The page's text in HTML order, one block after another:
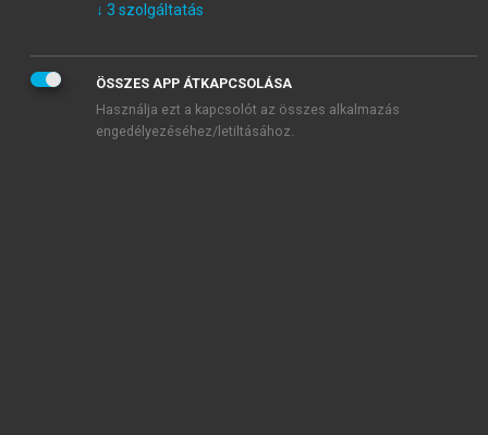
KIPRÓBÁLOM
↓ 3 szolgáltatás
ÖSSZES APP ÁTKAPCSOLÁSA
Használja ezt a kapcsolót az összes alkalmazás
engedélyezéséhez/letiltásához.